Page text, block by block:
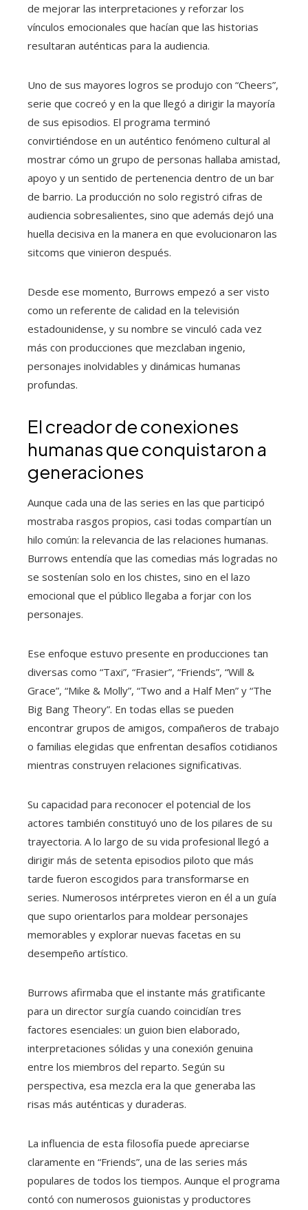
de mejorar las interpretaciones y reforzar los
vínculos emocionales que hacían que las historias
resultaran auténticas para la audiencia.
Uno de sus mayores logros se produjo con “Cheers”,
serie que cocreó y en la que llegó a dirigir la mayoría
de sus episodios. El programa terminó
convirtiéndose en un auténtico fenómeno cultural al
mostrar cómo un grupo de personas hallaba amistad,
apoyo y un sentido de pertenencia dentro de un bar
de barrio. La producción no solo registró cifras de
audiencia sobresalientes, sino que además dejó una
huella decisiva en la manera en que evolucionaron las
sitcoms que vinieron después.
Desde ese momento, Burrows empezó a ser visto
como un referente de calidad en la televisión
estadounidense, y su nombre se vinculó cada vez
más con producciones que mezclaban ingenio,
personajes inolvidables y dinámicas humanas
profundas.
El creador de conexiones
humanas que conquistaron a
generaciones
Aunque cada una de las series en las que participó
mostraba rasgos propios, casi todas compartían un
hilo común: la relevancia de las relaciones humanas.
Burrows entendía que las comedias más logradas no
se sostenían solo en los chistes, sino en el lazo
emocional que el público llegaba a forjar con los
personajes.
Ese enfoque estuvo presente en producciones tan
diversas como “Taxi”, “Frasier”, “Friends”, “Will &
Grace”, “Mike & Molly”, “Two and a Half Men” y “The
Big Bang Theory”. En todas ellas se pueden
encontrar grupos de amigos, compañeros de trabajo
o familias elegidas que enfrentan desafíos cotidianos
mientras construyen relaciones significativas.
Su capacidad para reconocer el potencial de los
actores también constituyó uno de los pilares de su
trayectoria. A lo largo de su vida profesional llegó a
dirigir más de setenta episodios piloto que más
tarde fueron escogidos para transformarse en
series. Numerosos intérpretes vieron en él a un guía
que supo orientarlos para moldear personajes
memorables y explorar nuevas facetas en su
desempeño artístico.
Burrows afirmaba que el instante más gratificante
para un director surgía cuando coincidían tres
factores esenciales: un guion bien elaborado,
interpretaciones sólidas y una conexión genuina
entre los miembros del reparto. Según su
perspectiva, esa mezcla era la que generaba las
risas más auténticas y duraderas.
La influencia de esta filosofía puede apreciarse
claramente en “Friends”, una de las series más
populares de todos los tiempos. Aunque el programa
contó con numerosos guionistas y productores